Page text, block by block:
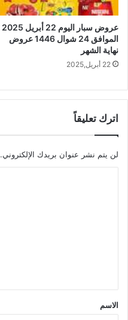
عروض سبار اليوم 22 أبريل 2025
الموافق 24 شوال 1446 عروض
نهاية الشهر
22 أبريل,2025
اترك تعليقاً
لن يتم نشر عنوان بريدك الإلكتروني.
*
الاسم